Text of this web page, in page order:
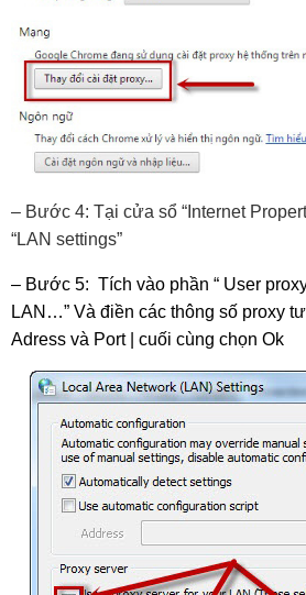
– Bước 4: Tại cửa sổ “Internet
“LAN settings”
– Bước 5:  Tích vào phần “ User
LAN…” Và điền các thông số proxy
Adress và Port | cuối cùng chọn Ok